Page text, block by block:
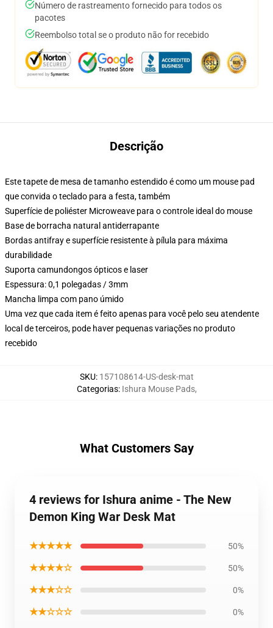
Número de rastreamento fornecido para todos os
pacotes
Reembolso total se o produto não for recebido
Descrição
Este tapete de mesa de tamanho estendido é como um mouse pad
que convida o teclado para a festa, também
Superfície de poliéster Microweave para o controle ideal do mouse
Base de borracha natural antiderrapante
Bordas antifray e superfície resistente à pílula para máxima
durabilidade
Suporta camundongos ópticos e laser
Espessura: 0,1 polegadas / 3mm
Mancha limpa com pano úmido
Uma vez que cada item é feito apenas para você pelo seu atendente
local de terceiros, pode haver pequenas variações no produto
recebido
SKU: 157108614-US-desk-mat
Categorias: Ishura Mouse Pads,
What Customers Say
4 reviews for Ishura anime - The New
Demon King War Desk Mat
★★★★★ 50%
★★★★☆ 50%
★★★☆☆ 0%
★★☆☆☆ 0%